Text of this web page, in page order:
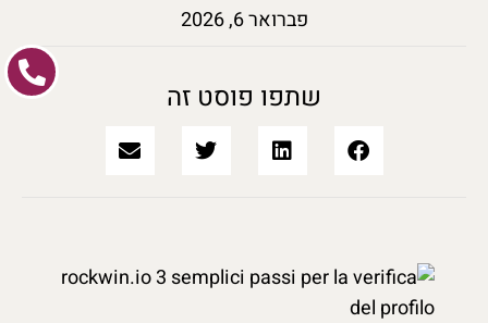
פברואר 6, 2026
שתפו פוסט זה